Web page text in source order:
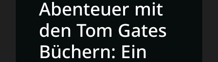
die
ganze
Familie
Abenteuer mit
den Tom Gates
Büchern: Ein